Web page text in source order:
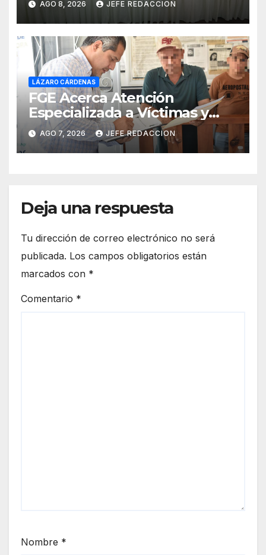
Empleado Municipal
AGO 8, 2026 JEFE REDACCION
LÁZARO CÁRDENAS
FGE Acerca Atención
Especializada a Víctimas y
Ciudadanía de Coalcomán
AGO 7, 2026 JEFE REDACCION
Deja una respuesta
Tu dirección de correo electrónico no será
publicada. Los campos obligatorios están
marcados con *
Comentario *
Nombre *